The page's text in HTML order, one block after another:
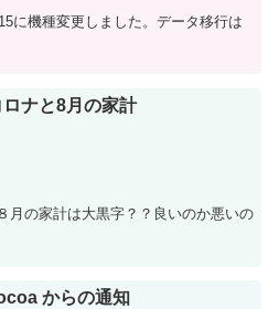
に機種変更しました。データ移行は
ロナと8月の家計
月の家計は大黒字？？良いのか悪いの
からの通知